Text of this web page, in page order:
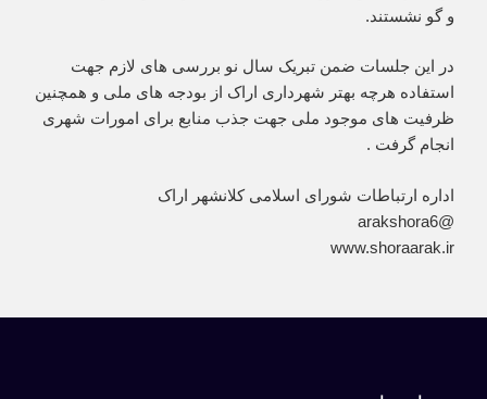
و گو نشستند.
در این جلسات ضمن تبریک سال نو بررسی های لازم جهت
استفاده هرچه بهتر شهرداری اراک از بودجه های ملی و همچنین
ظرفیت های موجود ملی جهت جذب منابع برای امورات شهری
انجام گرفت .
اداره ارتباطات شورای اسلامی کلانشهر اراک
@arakshora6
www.shoraarak.ir